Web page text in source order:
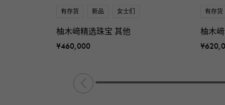
有存货 新品 女士们
柚木﨑精选珠宝 其他
¥460,000
有存货
柚木